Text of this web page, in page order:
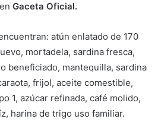
Gaceta Oficial.
atún enlatado de 170
mortadela, sardina fresca,
beneficiado, mantequilla, sardina
frijol, aceite comestible,
1, azúcar refinada, café molido,
harina de trigo uso familiar.